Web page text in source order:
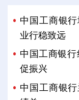
中国工商银
业行稳致远
中国工商银
促振兴
中国工商银